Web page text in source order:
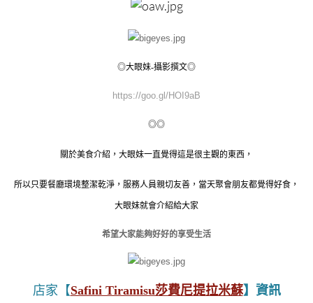
◎大眼妹-攝影撰文◎
https://goo.gl/HOI9aB
◎◎
關於美食介紹，大眼妹一直覺得這是很主觀的東西，
所以只要餐廳環境整潔乾淨，服務人員親切友善，當天聚會朋友都覺得好食，
大眼妹就會介紹給大家
希望大家能夠好好的享受生活
店家【Safini Tiramisu莎費尼提拉米蘇】資訊